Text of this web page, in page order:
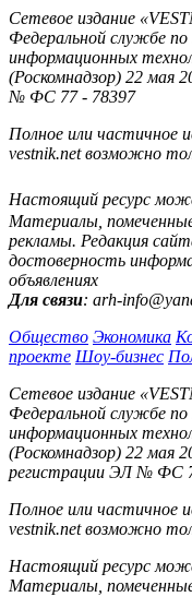
Сетевое издание
Федеральной службе по
информационных
(Роскомнадзор) 22 мая
№ ФС 77 - 78397
Полное или частичное
vestnik.net возможно
Настоящий ресурс
Материалы,
рекламы. Редакция
достоверность
объявлениях
Для связи: arh-
Общество Экономика
проекте Шоу-бизнес
Сетевое издание
Федеральной службе по
информационных
(Роскомнадзор) 22 мая
регистрации ЭЛ № ФС
Полное или частичное
vestnik.net возможно
Настоящий ресурс
Материалы,